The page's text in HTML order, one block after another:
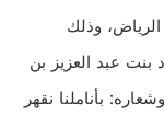
وذلك
عبد العزيز بن
بأناملنا نقهر